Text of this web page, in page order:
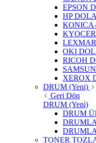
EPSON
HP
OKI
RICOH
XEROX
DRUM (Yeni)
Geri Dön
DRUM (Yeni)
DRUM
TONER